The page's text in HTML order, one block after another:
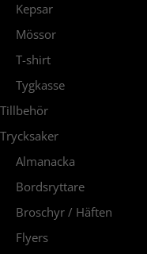
Kepsar
Mössor
T-shirt
Tygkasse
Tillbehör
Trycksaker
Almanacka
Bordsryttare
Broschyr / Häften
Flyers